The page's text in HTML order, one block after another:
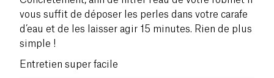
vous suffit de déposer les perles dans votre carafe
d’eau et de les laisser agir 15 minutes. Rien de plus
simple !
Entretien super facile